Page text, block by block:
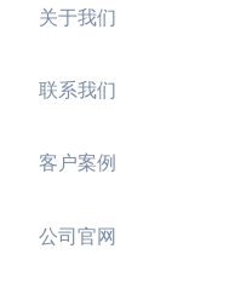
关于我们
联系我们
客户案例
公司官网